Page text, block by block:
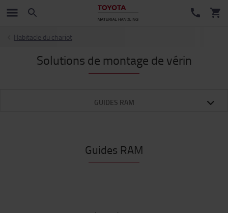
Habitacle du chariot
Solutions de montage de vérin
GUIDES RAM
Guides RAM